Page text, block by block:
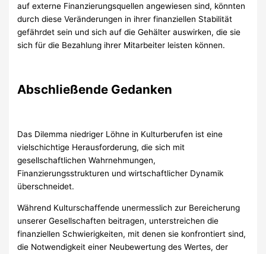
auf externe Finanzierungsquellen angewiesen sind, könnten
durch diese Veränderungen in ihrer finanziellen Stabilität
gefährdet sein und sich auf die Gehälter auswirken, die sie
sich für die Bezahlung ihrer Mitarbeiter leisten können.
Abschließende Gedanken
Das Dilemma niedriger Löhne in Kulturberufen ist eine
vielschichtige Herausforderung, die sich mit
gesellschaftlichen Wahrnehmungen,
Finanzierungsstrukturen und wirtschaftlicher Dynamik
überschneidet.
Während Kulturschaffende unermesslich zur Bereicherung
unserer Gesellschaften beitragen, unterstreichen die
finanziellen Schwierigkeiten, mit denen sie konfrontiert sind,
die Notwendigkeit einer Neubewertung des Wertes, der